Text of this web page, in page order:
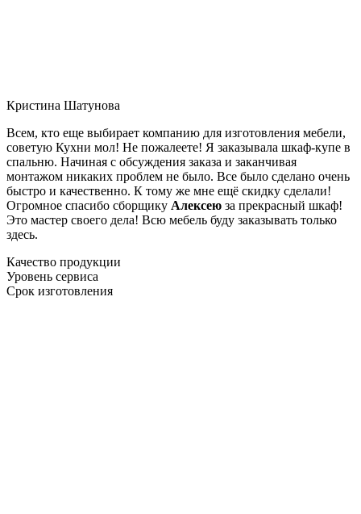
Кристина Шатунова
Всем, кто еще выбирает компанию для изготовления мебели,
советую Кухни мол! Не пожалеете! Я заказывала шкаф-купе в
спальню. Начиная с обсуждения заказа и заканчивая
монтажом никаких проблем не было. Все было сделано очень
быстро и качественно. К тому же мне ещё скидку сделали!
Огромное спасибо сборщику Алексею за прекрасный шкаф!
Это мастер своего дела! Всю мебель буду заказывать только
здесь.
Качество продукции
Уровень сервиса
Срок изготовления